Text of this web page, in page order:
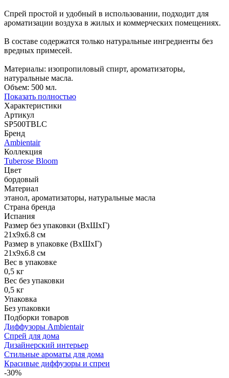
Спрей простой и удобный в использовании, подходит для
ароматизации воздуха в жилых и коммерческих помещениях.
В составе содержатся только натуральные ингредиенты без
вредных примесей.
Материалы: изопропиловый спирт, ароматизаторы,
натуральные масла.
Объем: 500 мл.
Показать полностью
Характеристики
Артикул
SP500TBLC
Бренд
Ambientair
Коллекция
Tuberose Bloom
Цвет
бордовый
Материал
этанол, ароматизаторы, натуральные масла
Страна бренда
Испания
Размер без упаковки (ВхШхГ)
21x9x6.8 см
Размер в упаковке (ВхШхГ)
21x9x6.8 см
Вес в упаковке
0,5 кг
Вес без упаковки
0,5 кг
Упаковка
Без упаковки
Подборки товаров
Диффузоры Ambientair
Спрей для дома
Дизайнерский интерьер
Стильные ароматы для дома
Красивые диффузоры и спреи
-30%